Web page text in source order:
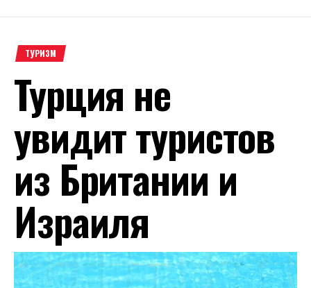
ТУРИЗМ
Турция не
увидит туристов
из Британии и
Израиля